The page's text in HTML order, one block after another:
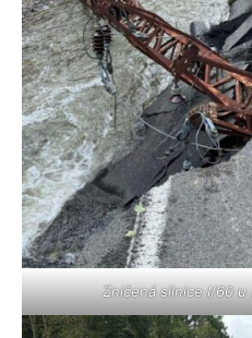
Zničená silnice I/60 u